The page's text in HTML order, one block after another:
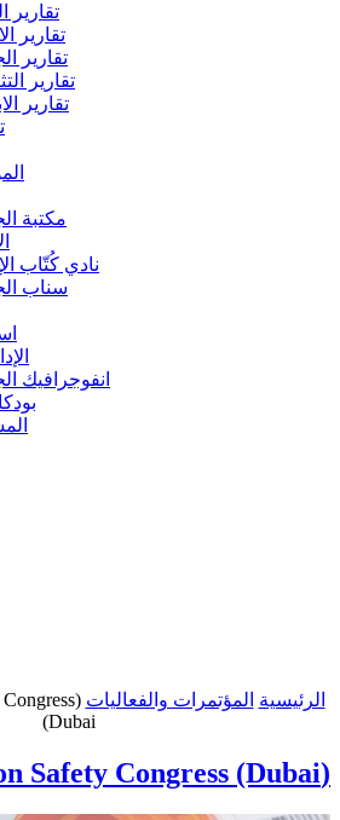
تقارير
تقارير
تقارير
تقارير
تقارير
مكتبة
نادي كُتّاب
سناب
انفوجرافيك
الرئيسية المؤتمرات والفعاليات
(Dubai
(GCC Medication Safety Congress (Dubai